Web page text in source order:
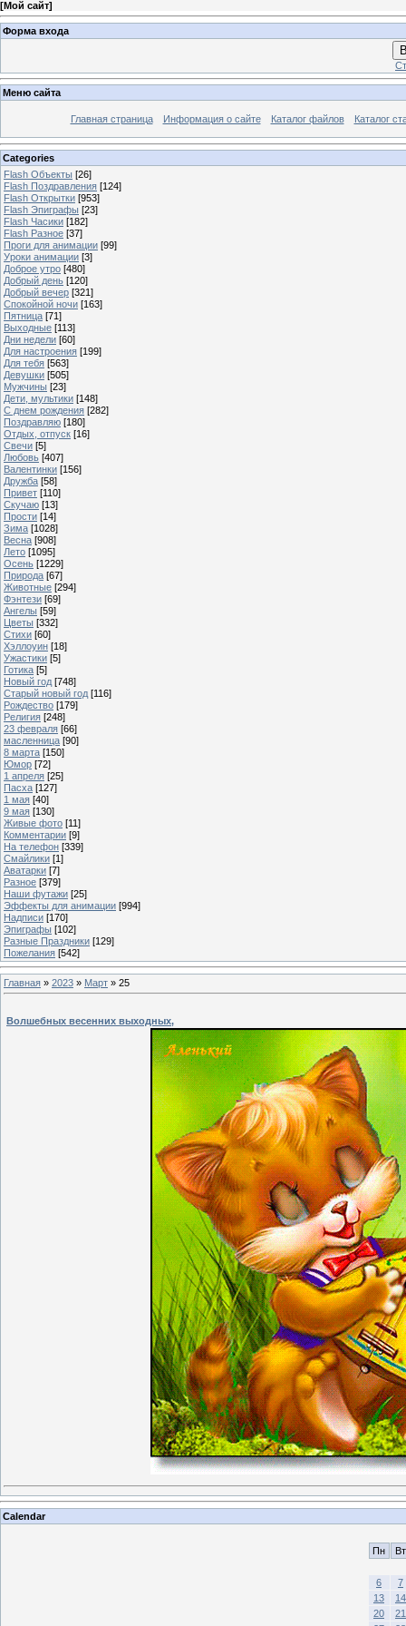
[Мой сайт]
Форма входа
Меню сайта
Главная страница Информация о сайте Каталог файлов Каталог
Categories
Flash Объекты [26]
Flash Поздравления [124]
Flash Открытки [953]
Flash Эпиграфы [23]
Flash Часики [182]
Flash Разное [37]
Проги для анимации [99]
Уроки анимации [3]
Доброе утро [480]
Добрый день [120]
Добрый вечер [321]
Спокойной ночи [163]
Пятница [71]
Выходные [113]
Дни недели [60]
Для настроения [199]
Для тебя [563]
Девушки [505]
Мужчины [23]
Дети, мультики [148]
С днем рождения [282]
Поздравляю [180]
Отдых, отпуск [16]
Свечи [5]
Любовь [407]
Валентинки [156]
Дружба [58]
Привет [110]
Скучаю [13]
Прости [14]
Зима [1028]
Весна [908]
Лето [1095]
Осень [1229]
Природа [67]
Животные [294]
Фэнтези [69]
Ангелы [59]
Цветы [332]
Стихи [60]
Хэллоуин [18]
Ужастики [5]
Готика [5]
Новый год [748]
Старый новый год [116]
Рождество [179]
Религия [248]
23 февраля [66]
масленница [90]
8 марта [150]
Юмор [72]
1 апреля [25]
Пасха [127]
1 мая [40]
9 мая [130]
Живые фото [11]
Комментарии [9]
На телефон [339]
Смайлики [1]
Аватарки [7]
Разное [379]
Наши футажи [25]
Эффекты для анимации [994]
Надписи [170]
Эпиграфы [102]
Разные Праздники [129]
Пожелания [542]
Главная » 2023 » Март » 25
Волшебных весенних выходных,
Calendar
Пн Вт
6
7
13
14
20
21